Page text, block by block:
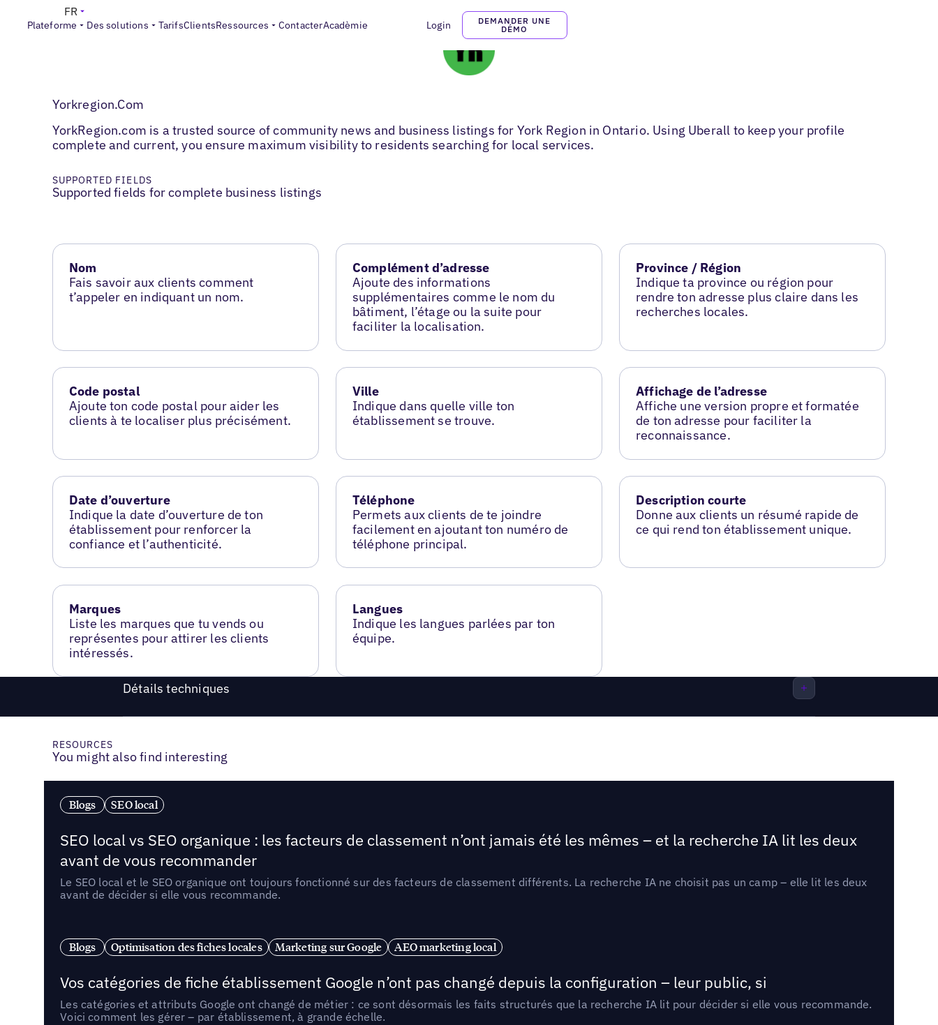
Plateforme Des solutions TarifsClientsRessources ContacterAcadèmie Login
DEMANDER UNE
DÉMO
FR
Yorkregion.Com
YorkRegion.com is a trusted source of community news and business listings for York Region in Ontario. Using Uberall to keep your profile
complete and current, you ensure maximum visibility to residents searching for local services.
SUPPORTED FIELDS
Supported fields for complete business listings
Nom
Fais savoir aux clients comment
t’appeler en indiquant un nom.
Complément d’adresse
Ajoute des informations
supplémentaires comme le nom du
bâtiment, l’étage ou la suite pour
faciliter la localisation.
Province / Région
Indique ta province ou région pour
rendre ton adresse plus claire dans les
recherches locales.
Code postal
Ajoute ton code postal pour aider les
clients à te localiser plus précisément.
Ville
Indique dans quelle ville ton
établissement se trouve.
Affichage de l’adresse
Affiche une version propre et formatée
de ton adresse pour faciliter la
reconnaissance.
Date d’ouverture
Indique la date d’ouverture de ton
établissement pour renforcer la
confiance et l’authenticité.
Téléphone
Permets aux clients de te joindre
facilement en ajoutant ton numéro de
téléphone principal.
Description courte
Donne aux clients un résumé rapide de
ce qui rend ton établissement unique.
Marques
Liste les marques que tu vends ou
représentes pour attirer les clients
intéressés.
Langues
Indique les langues parlées par ton
équipe.
Détails techniques
RESOURCES
You might also find interesting
Blogs SEO local
SEO local vs SEO organique : les facteurs de classement n’ont jamais été les mêmes – et la recherche IA lit les deux
avant de vous recommander
Le SEO local et le SEO organique ont toujours fonctionné sur des facteurs de classement différents. La recherche IA ne choisit pas un camp – elle lit les deux
avant de décider si elle vous recommande.
Blogs Optimisation des fiches locales Marketing sur Google AEO marketing local
Vos catégories de fiche établissement Google n’ont pas changé depuis la configuration – leur public, si
Les catégories et attributs Google ont changé de métier : ce sont désormais les faits structurés que la recherche IA lit pour décider si elle vous recommande.
Voici comment les gérer – par établissement, à grande échelle.